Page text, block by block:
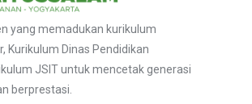
yang memadukan kurikulum
Kurikulum Dinas Pendidikan
JSIT untuk mencetak generasi
berprestasi.